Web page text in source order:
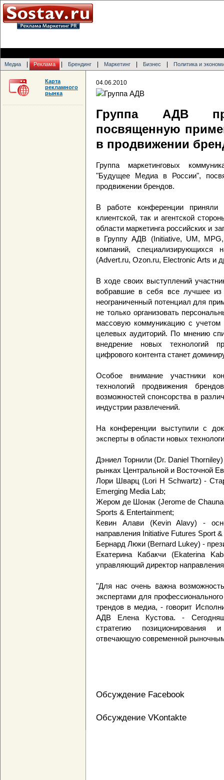
Медиа Реклама Брендинг Маркетинг Бизнес Политика и
04.06.2010
Группа АДВ
посвященную
в продвижении
Группа маркетинговых
"Будущее Медиа в России",
продвижении брендов.
В работе конференции приняли
клиентской, так и агентской
области маркетинга российских и
в Группу АДВ (Initiative, UM,
компаний,
(Advert.ru, Ozon.ru, Electronic Arts и
В ходе своих выступлений
вобравшие в себя все лучшее из
неограниченный потенциал для
не только организовать
массовую коммуникацию с учетом
целевых аудиторий. По мнению
внедрение новых технологий
цифрового контента станет
Особое внимание участники
технологий продвижения
возможностей спонсорства в
индустрии развлечений.
На конференции выступили с
эксперты в области новых
Дэниел Торнили (Dr. Daniel
рынках Центральной и Восточной
Лори Шварц (Lori H Schwartz) -
Emerging Media Lab;
Жером де Шонак (Jerome de
Sports & Entertainment;
Кевин Алави (Kevin Alavy) -
направления Initiative Futures Sport
Бернард Люки (Bernard Lukey) -
Екатерина Кабакчи (Ekaterina
управляющий директор
"Для нас очень важна
экспертами для
трендов в медиа, - говорит
АДВ Елена Кустова. -
стратегию позиционирования
отвечающую современной
Обсуждение Facebook
Обсуждение VKontakte
Карта
рекламного
рынка